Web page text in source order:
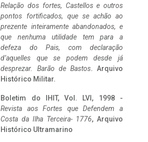
Relação dos fortes, Castellos e outros
pontos fortificados, que se achão ao
prezente inteiramente abandonados, e
que nenhuma utilidade tem para a
defeza do Pais, com declaração
d’aquelles que se podem desde já
desprezar. Barão de Bastos. Arquivo
Histórico Militar.
Boletim do IHIT, Vol. LVI, 1998 -
Revista aos Fortes que Defendem a
Costa da Ilha Terceira- 1776, Arquivo
Histórico Ultramarino